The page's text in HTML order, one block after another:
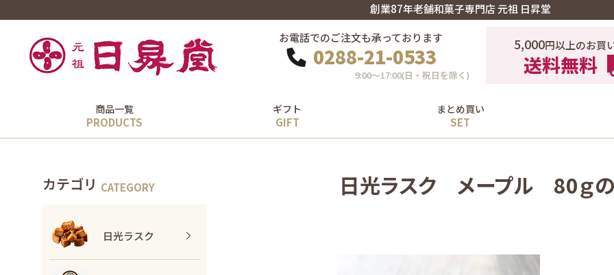
創業87年老舗和菓子専門店 元祖 日昇堂
お電話でのご注文も承っております
0288-21-0533
9:00〜17:00(日・祝日を除く)
5,000円以上のお買
送料無料
商品一覧 ギフト まとめ買い
カテゴリ
日光ラスク
日光ラスク メープル 80ｇの